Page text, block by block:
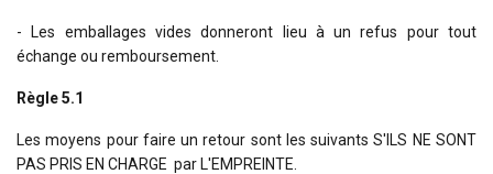
- Les emballages vides donneront lieu à un refus pour tout
échange ou remboursement.
Règle 5.1
Les moyens pour faire un retour sont les suivants S'ILS NE SONT
PAS PRIS EN CHARGE par L'EMPREINTE.